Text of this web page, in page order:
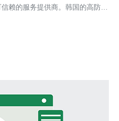
赖的服务提供商。韩国的高防机
场需求的增长 近